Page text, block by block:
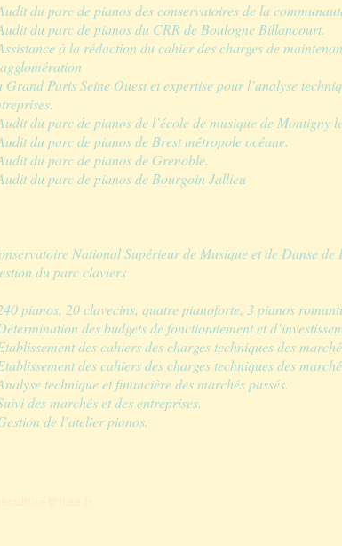
du parc de pianos des conservatoires de la
du parc de pianos du CRR de Boulogne Billancourt.
à la rédaction du cahier des charges de
Grand Paris Seine Ouest et expertise pour l’analyse
du parc de pianos de l’école de musique de Montigny
du parc de pianos de Brest métropole océane.
du parc de pianos de Grenoble.
du parc de pianos de Bourgoin Jallieu
National Supérieur de Musique et de Danse de
du parc claviers
pianos, 20 clavecins, quatre pianoforte, 3 pianos
des budgets de fonctionnement et
des cahiers des charges techniques des
des cahiers des charges techniques des
technique et financière des marchés passés.
des marchés et des entreprises.
de l’atelier pianos.